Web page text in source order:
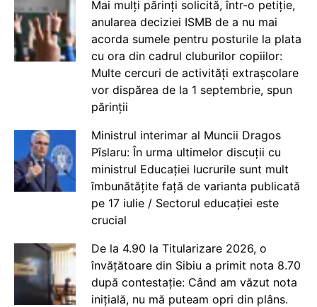
Mai mulți părinți solicită, într-o petiție,
anularea deciziei ISMB de a nu mai
acorda sumele pentru posturile la plata
cu ora din cadrul cluburilor copiilor:
Multe cercuri de activități extrașcolare
vor dispărea de la 1 septembrie, spun
părinții
Ministrul interimar al Muncii Dragos
Pîslaru: În urma ultimelor discuții cu
ministrul Educației lucrurile sunt mult
îmbunătățite față de varianta publicată
pe 17 iulie / Sectorul educației este
crucial
De la 4.90 la Titularizare 2026, o
învățătoare din Sibiu a primit nota 8.70
după contestație: Când am văzut nota
inițială, nu mă puteam opri din plâns.